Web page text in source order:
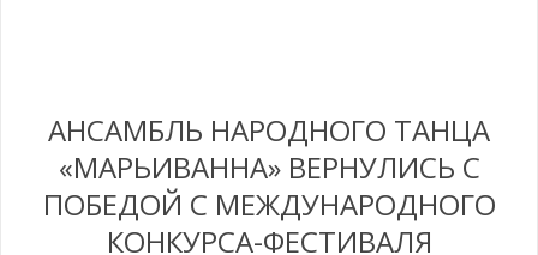
АНСАМБЛЬ НАРОДНОГО ТАНЦА
«МАРЬИВАННА» ВЕРНУЛИСЬ С
ПОБЕДОЙ С МЕЖДУНАРОДНОГО
КОНКУРСА-ФЕСТИВАЛЯ